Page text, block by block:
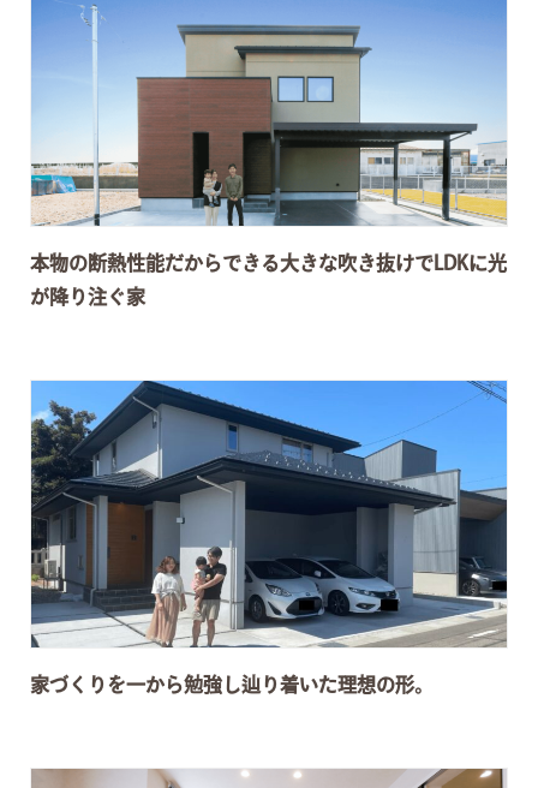
本物の断熱性能だからできる大きな吹き抜けでLDKに光
が降り注ぐ家
家づくりを一から勉強し辿り着いた理想の形。